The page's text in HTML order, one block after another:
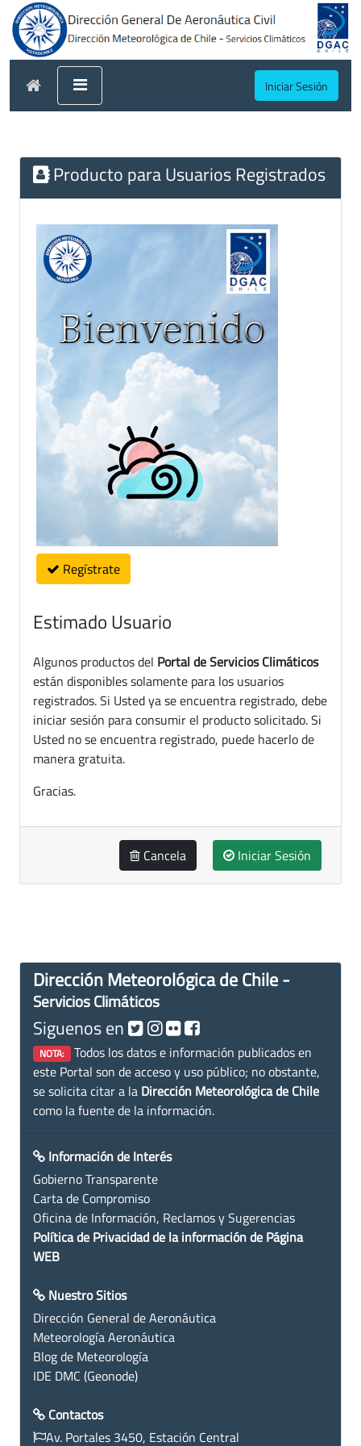
Iniciar Sesión
Producto para Usuarios Registrados
Regístrate
Estimado Usuario
Algunos productos del Portal de Servicios Climáticos
están disponibles solamente para los usuarios
registrados. Si Usted ya se encuentra registrado, debe
iniciar sesión para consumir el producto solicitado. Si
Usted no se encuentra registrado, puede hacerlo de
manera gratuita.
Gracias.
Cancela Iniciar Sesión
Dirección Meteorológica de Chile -
Servicios Climáticos
Siguenos en
NOTA: Todos los datos e información publicados en
este Portal son de acceso y uso público; no obstante,
se solicita citar a la Dirección Meteorológica de Chile
como la fuente de la información.
Información de Interés
Gobierno Transparente
Carta de Compromiso
Oficina de Información, Reclamos y Sugerencias
Política de Privacidad de la información de Página
WEB
Nuestro Sitios
Dirección General de Aeronáutica
Meteorología Aeronáutica
Blog de Meteorología
IDE DMC (Geonode)
Contactos
Av. Portales 3450, Estación Central